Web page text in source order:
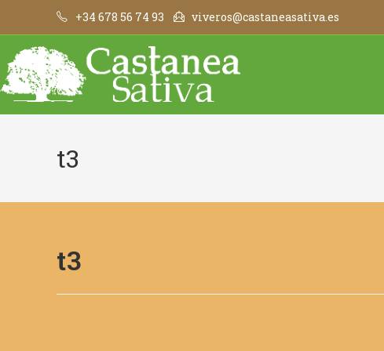
+34 678 56 74 93 viveros@castaneasativa.es
t3
t3